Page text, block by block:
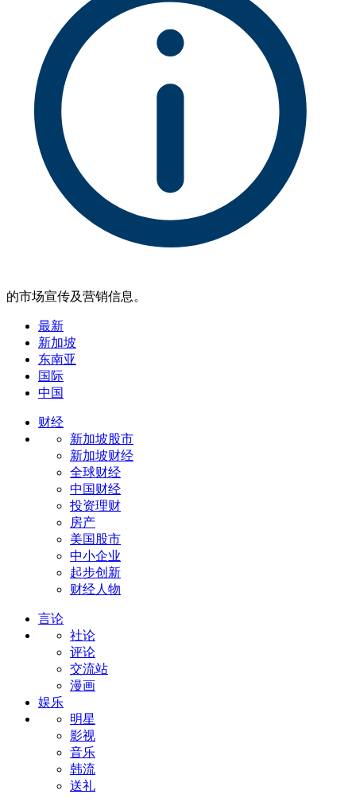
的市场宣传及营销信息。
最新
新加坡
东南亚
国际
中国
财经
新加坡股市
新加坡财经
全球财经
中国财经
投资理财
房产
美国股市
中小企业
起步创新
财经人物
言论
社论
评论
交流站
漫画
娱乐
明星
影视
音乐
韩流
送礼